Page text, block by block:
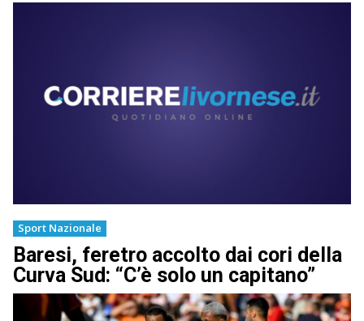
Sport Nazionale
Baresi, feretro accolto dai cori della
Curva Sud: “C’è solo un capitano”